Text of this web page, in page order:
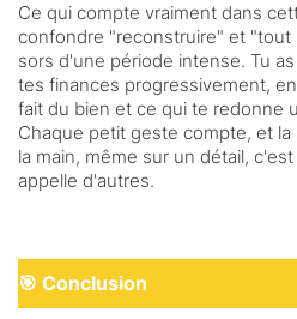
Ce qui compte vraiment dans
confondre "reconstruire" et "tout
sors d'une période intense. Tu
tes finances progressivement,
fait du bien et ce qui te redonne
Chaque petit geste compte, et
la main, même sur un détail,
appelle d'autres.
🎯 Conclusion